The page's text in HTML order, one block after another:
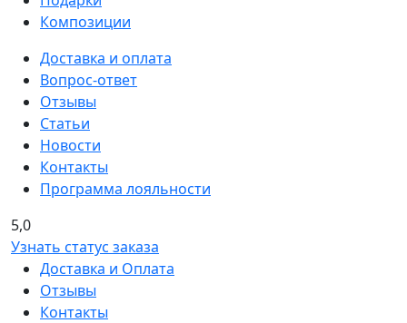
Композиции
Доставка и оплата
Вопрос-ответ
Отзывы
Статьи
Новости
Контакты
Программа лояльности
5,0
Узнать статус заказа
Доставка и Оплата
Отзывы
Контакты